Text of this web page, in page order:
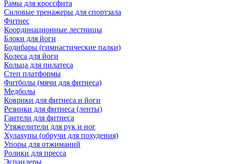
Рамы для кроссфита
Силовые тренажеры для спортзала
Фитнес
Координационные лестницы
Блоки для йоги
Бодибары (гимнастические палки)
Колеса для йоги
Кольца для пилатеса
Степ платформы
Фитболы (мячи для фитнеса)
Медболы
Коврики для фитнеса и йоги
Резинки для фитнеса (ленты)
Гантели для фитнеса
Утяжелители для рук и ног
Хулахупы (обручи для похудения)
Упоры для отжиманий
Ролики для пресса
Эспандеры